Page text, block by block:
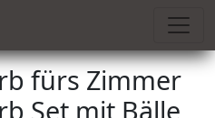
fürs Zimmer
Set mit Bälle